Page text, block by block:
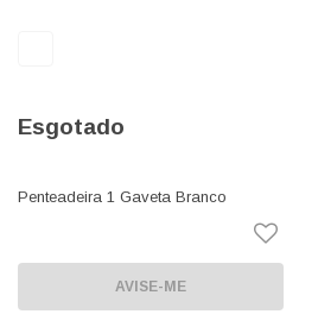
Esgotado
Penteadeira 1 Gaveta Branco
AVISE-ME